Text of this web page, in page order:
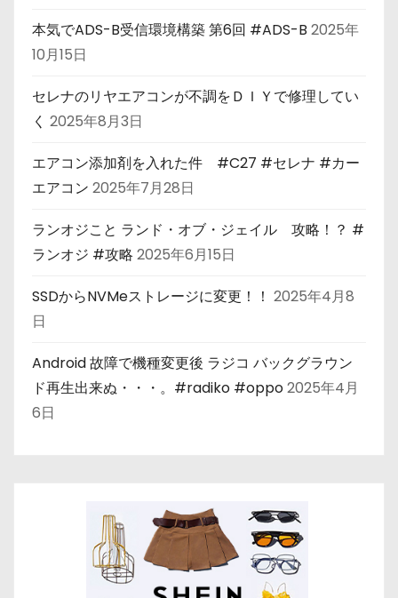
本気でADS-B受信環境構築 第6回 #ADS-B 2025年
10月15日
セレナのリヤエアコンが不調をＤＩＹで修理してい
く 2025年8月3日
エアコン添加剤を入れた件 #C27 #セレナ #カー
エアコン 2025年7月28日
ランオジこと ランド・オブ・ジェイル 攻略！？ #
ランオジ #攻略 2025年6月15日
SSDからNVMeストレージに変更！！ 2025年4月8
日
Android 故障で機種変更後 ラジコ バックグラウン
ド再生出来ぬ・・・。#radiko #oppo2025年4月
6日